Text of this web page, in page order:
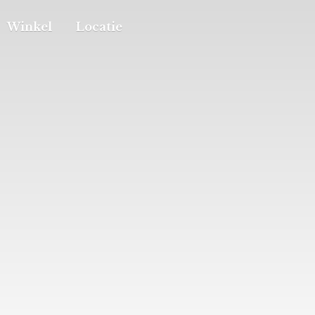
Winkel Locatie